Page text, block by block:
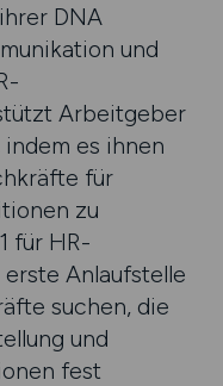
DNA
und
Arbeitgeber
es ihnen
für
zu
für HR-
Anlaufstelle
suchen, die
und
fest